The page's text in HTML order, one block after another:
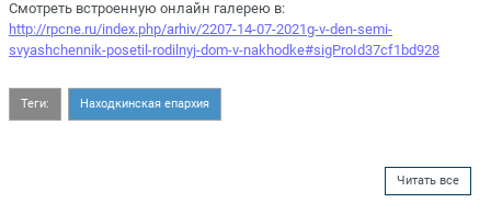
Смотреть встроенную онлайн галерею в:
http://rpcne.ru/index.php/arhiv/2207-14-07-2021g-v-den-semi-
svyashchennik-posetil-rodilnyj-dom-v-nakhodke#sigProId37cf1bd928
Теги: Находкинская епархия
Читать все